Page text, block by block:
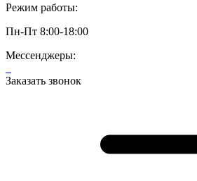
Режим работы:
Пн-Пт 8:00-18:00
Мессенджеры:
Заказать звонок